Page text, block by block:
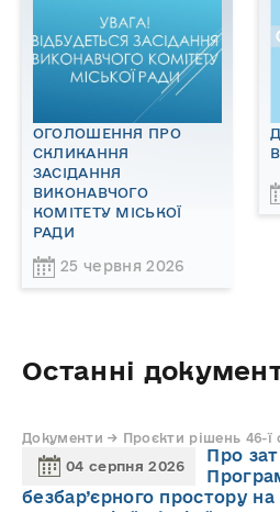
ОГОЛОШЕННЯ ПРО
СКЛИКАННЯ
ЗАСІДАННЯ
ВИКОНАВЧОГО
КОМІТЕТУ МІСЬКОЇ
РАДИ
25 червня 2026
Останні
Документи → Проєкти рішень 46-ї
04 серпня 2026
Про
безбар’єрного простору на